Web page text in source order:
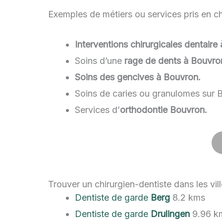
Exemples de métiers ou services pris en
Interventions chirurgicales
Soins d’une rage de dents à
Soins des gencives à Bouvron.
Soins de caries ou granulomes sur
Services d’orthodontie Bouvron.
Trouver un chirurgien-dentiste dans les
Dentiste de garde Berg 8.2 kms
Dentiste de garde Drulingen 9.96